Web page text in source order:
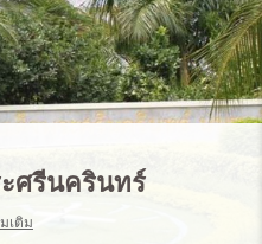
ศรีนครินทร์
เติม